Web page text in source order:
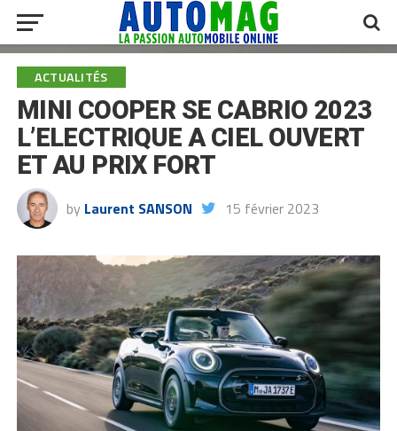
ACTUALITÉS
MINI COOPER SE CABRIO 2023
L’ELECTRIQUE A CIEL OUVERT
ET AU PRIX FORT
by Laurent SANSON 15 février 2023